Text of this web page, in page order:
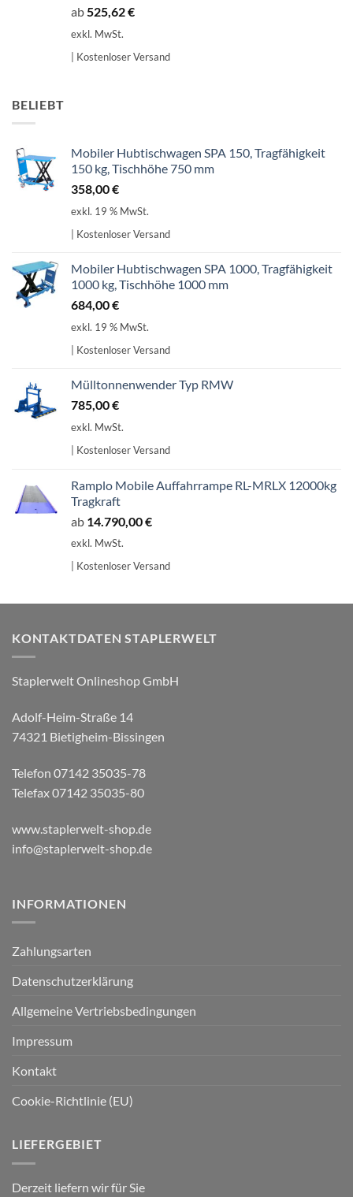
ab525,62€
exkl. MwSt.
| Kostenloser Versand
BELIEBT
Mobiler Hubtischwagen SPA 150, Tragfähigkeit
150 kg, Tischhöhe 750 mm
358,00€
exkl. 19 % MwSt.
| Kostenloser Versand
Mobiler Hubtischwagen SPA 1000, Tragfähigkeit
1000 kg, Tischhöhe 1000 mm
684,00€
exkl. 19 % MwSt.
| Kostenloser Versand
Mülltonnenwender Typ RMW
785,00€
exkl. MwSt.
| Kostenloser Versand
Ramplo Mobile Auffahrrampe RL-MRLX 12000kg
Tragkraft
ab 14.790,00€
exkl. MwSt.
| Kostenloser Versand
KONTAKTDATEN STAPLERWELT
Staplerwelt Onlineshop GmbH
Adolf-Heim-Straße 14
74321 Bietigheim-Bissingen
Telefon 07142 35035-78
Telefax 07142 35035-80
www.staplerwelt-shop.de
info@staplerwelt-shop.de
INFORMATIONEN
Zahlungsarten
Datenschutzerklärung
Allgemeine Vertriebsbedingungen
Impressum
Kontakt
Cookie-Richtlinie (EU)
LIEFERGEBIET
Derzeit liefern wir für Sie